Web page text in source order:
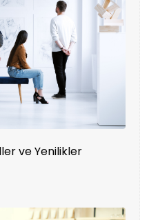
ve Yenilikler